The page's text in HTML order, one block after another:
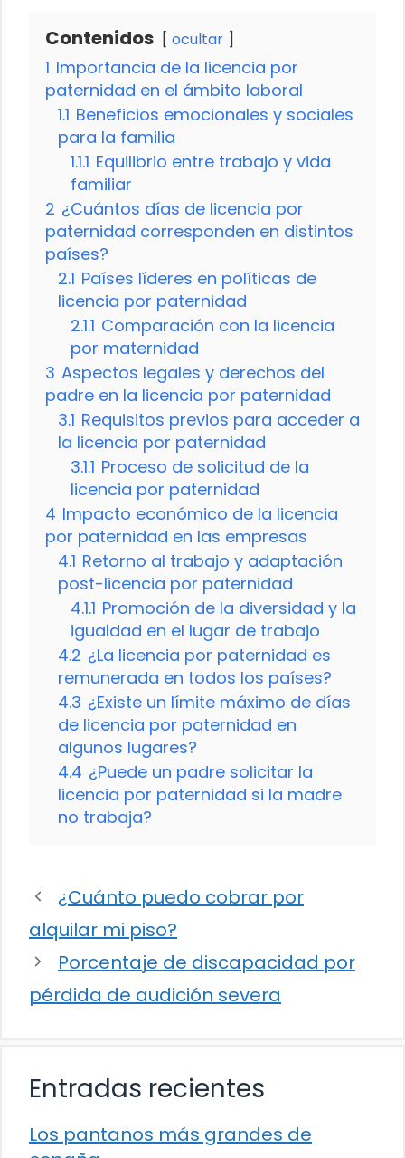
Contenidos ocultar
1 Importancia de la licencia por
paternidad en el ámbito laboral
1.1 Beneficios emocionales y sociales
para la familia
1.1.1 Equilibrio entre trabajo y vida
familiar
2 ¿Cuántos días de licencia por
paternidad corresponden en distintos
países?
2.1 Países líderes en políticas de
licencia por paternidad
2.1.1 Comparación con la licencia
por maternidad
3 Aspectos legales y derechos del
padre en la licencia por paternidad
3.1 Requisitos previos para acceder a
la licencia por paternidad
3.1.1 Proceso de solicitud de la
licencia por paternidad
4 Impacto económico de la licencia
por paternidad en las empresas
4.1 Retorno al trabajo y adaptación
post-licencia por paternidad
4.1.1 Promoción de la diversidad y la
igualdad en el lugar de trabajo
4.2 ¿La licencia por paternidad es
remunerada en todos los países?
4.3 ¿Existe un límite máximo de días
de licencia por paternidad en
algunos lugares?
4.4 ¿Puede un padre solicitar la
licencia por paternidad si la madre
no trabaja?
¿Cuánto puedo cobrar por
alquilar mi piso?
Porcentaje de discapacidad por
pérdida de audición severa
Entradas recientes
Los pantanos más grandes de